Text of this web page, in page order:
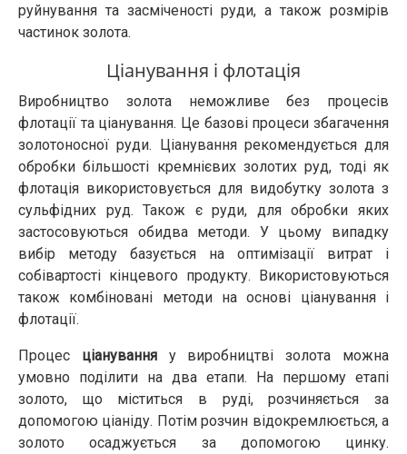
руйнування та засміченості руди, а також розмірів
частинок золота.
Ціанування і флотація
Виробництво золота неможливе без процесів
флотації та ціанування. Це базові процеси збагачення
золотоносної руди. Ціанування рекомендується для
обробки більшості кремнієвих золотих руд, тоді як
флотація використовується для видобутку золота з
сульфідних руд. Також є руди, для обробки яких
застосовуються обидва методи. У цьому випадку
вибір методу базується на оптимізації витрат і
собівартості кінцевого продукту. Використовуються
також комбіновані методи на основі ціанування і
флотації.
Процес ціануванняу виробництві золота можна
умовно поділити на два етапи. На першому етапі
золото, що міститься в руді, розчиняється за
допомогою ціаніду. Потім розчин відокремлюється, а
золото осаджується за допомогою цинку.